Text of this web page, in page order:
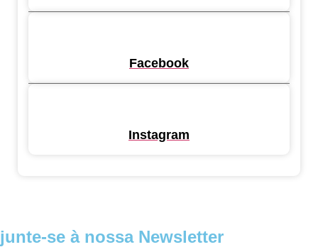
Facebook
Instagram
junte-se à nossa Newsletter